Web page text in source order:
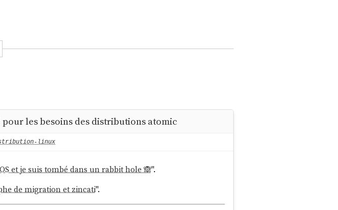
les besoins des distributions atomic
linux
et je suis tombé dans un rabbit hole 🙈".
de migration et zincati".